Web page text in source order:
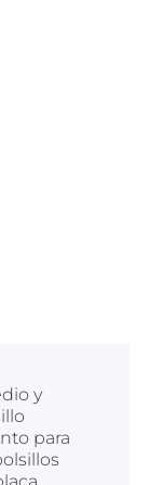
y
para